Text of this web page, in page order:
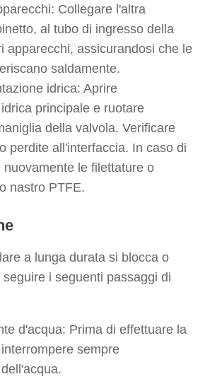
Collegare l'altra
al tubo di ingresso della
apparecchi, assicurandosi che le
saldamente.
idrica: Aprire
principale e ruotare
della valvola. Verificare
perdite all'interfaccia. In caso di
nuovamente le filettature o
nastro PTFE.
a lunga durata si blocca o
i seguenti passaggi di
d'acqua: Prima di effettuare la
sempre